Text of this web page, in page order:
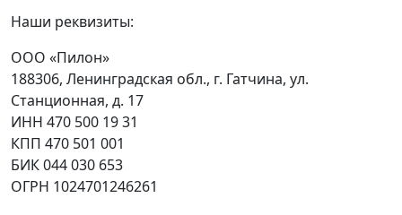
Наши реквизиты:
ООО «Пилон»
188306, Ленинградская обл., г. Гатчина, ул.
Станционная, д. 17
ИНН 470 500 19 31
КПП 470 501 001
БИК 044 030 653
ОГРН 1024701246261